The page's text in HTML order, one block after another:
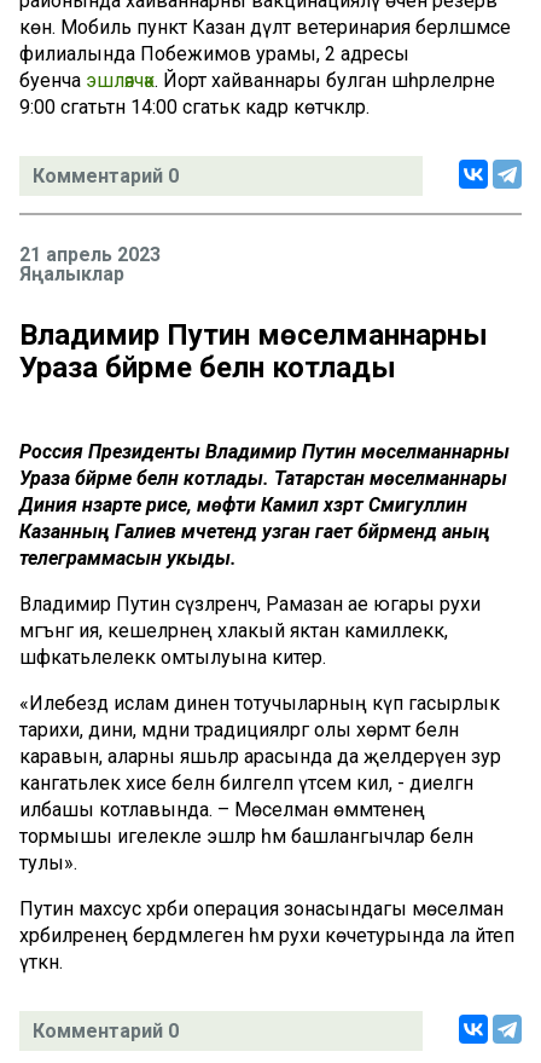
көн. Мобиль пункт Казан дәүләт ветеринария берләшмәсе
филиалында Побежимов урамы, 2 адресы
буенча эшләячәк. Йорт хайваннары булган шәһәрлеләрне
9:00 сәгатьтән 14:00 сәгатькә кадәр көтәчәкләр.
Комментарий 0
21 апрель 2023
Яңалыклар
Владимир Путин мөселманнарны
Ураза бәйрәме белән котлады
Россия Президенты Владимир Путин мөселманнарны
Ураза бәйрәме белән котлады. Татарстан мөселманнары
Диния нәзарәте рәисе, мөфти Камил хәзрәт Сәмигуллин
Казанның Галиев мәчетендә узган гает бәйрәмендә аның
телеграммасын укыды.
Владимир Путин сүзләренчә, Рамазан ае югары рухи
мәгънәгә ия, кешеләрнең әхлакый яктан камиллеккә,
шәфкатьлелеккә омтылуына китерә.
«Илебездә ислам динен тотучыларның күп гасырлык
тарихи, дини, мәдәни традицияләргә олы хөрмәт белән
каравын, аларны яшьләр арасында да җәелдерүен зур
канәгатьлек хисе белән билгеләп үтәсем килә, - диелгән
илбашы котлавында. – Мөселман өммәтенең
тормышы игелекле эшләр һәм башлангычлар белән
тулы».
Путин махсус хәрби операция зонасындагы мөселман
хәрбиләренең бердәмлеген һәм рухи көчетурында ла әйтеп
үткән.
Комментарий 0